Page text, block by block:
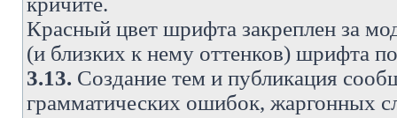
Красный цвет шрифта закреплен за
(и близких к нему оттенков) шрифта
3.13. Создание тем и публикация
грамматических ошибок, жаргонных